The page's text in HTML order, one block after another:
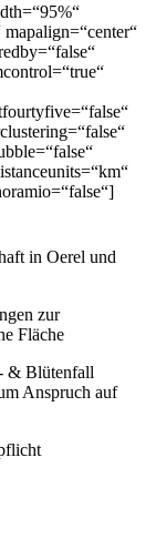
in Oerel und
zur
Fläche
& Blütenfall
Anspruch auf